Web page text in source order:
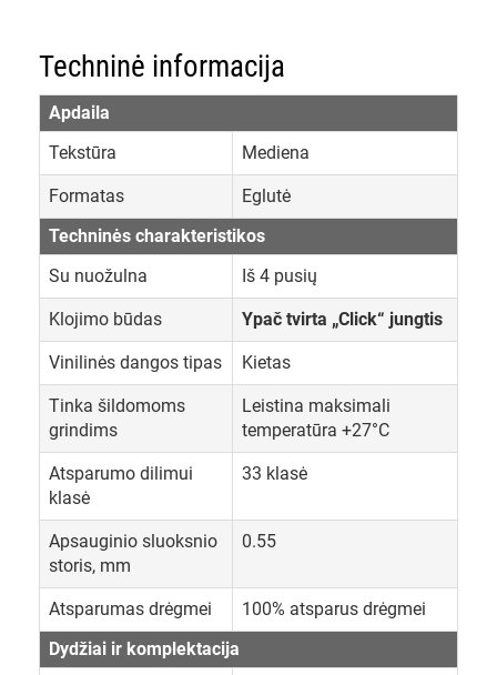
Techninė informacija
Apdaila
Tekstūra
Mediena
Formatas
Eglutė
Techninės charakteristikos
Su nuožulna
Iš 4 pusių
Klojimo būdas Ypač tvirta „Click“ jungtis
Vinilinės dangos tipas Kietas
Tinka šildomoms
grindims
Leistina maksimali
temperatūra +27°C
Atsparumo dilimui
klasė
33 klasė
Apsauginio sluoksnio
storis, mm
0.55
Atsparumas drėgmei
100% atsparus drėgmei
Dydžiai ir komplektacija